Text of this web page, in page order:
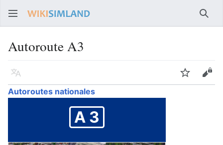
Autoroute A3
Langue Suivre
Autoroutes nationales
A 3